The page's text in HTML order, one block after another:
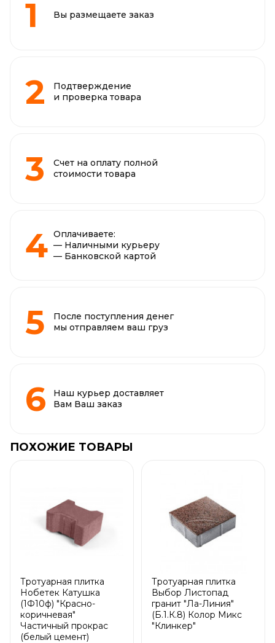
Вы размещаете заказ
Подтверждение
и проверка товара
Счет на оплату полной
стоимости товара
Оплачиваете:
— Наличными курьеру
— Банковской картой
После поступления денег
мы отправляем ваш груз
Наш курьер доставляет
Вам Ваш заказ
ПОХОЖИЕ ТОВАРЫ
Тротуарная плитка
Нобетек Катушка
(1Ф10ф) "Красно-
коричневая"
Частичный прокрас
(белый цемент)
Тротуарная плитка
Выбор Листопад
гранит "Ла-Линия"
(Б.1.К.8) Колор Микс
"Клинкер"